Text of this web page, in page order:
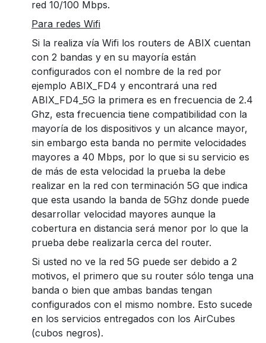
red 10/100 Mbps.
Para redes Wifi
Si la realiza vía Wifi los routers de ABIX cuentan
con 2 bandas y en su mayoría están
configurados con el nombre de la red por
ejemplo ABIX_FD4 y encontrará una red
ABIX_FD4_5G la primera es en frecuencia de 2.4
Ghz, esta frecuencia tiene compatibilidad con la
mayoría de los dispositivos y un alcance mayor,
sin embargo esta banda no permite velocidades
mayores a 40 Mbps, por lo que si su servicio es
de más de esta velocidad la prueba la debe
realizar en la red con terminación 5G que indica
que esta usando la banda de 5Ghz donde puede
desarrollar velocidad mayores aunque la
cobertura en distancia será menor por lo que la
prueba debe realizarla cerca del router.
Si usted no ve la red 5G puede ser debido a 2
motivos, el primero que su router sólo tenga una
banda o bien que ambas bandas tengan
configurados con el mismo nombre. Esto sucede
en los servicios entregados con los AirCubes
(cubos negros).